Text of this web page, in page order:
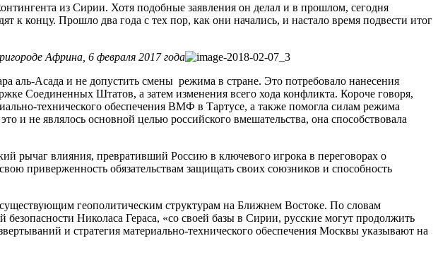
из Сирии. Хотя подобные заявления он делал и в прошлом, сегодня
к концу. Прошло два года с тех пор, как они начались, и настало время подвести итог
Африна, 6 февраля 2017 года
аль-Асада и не допустить смены режима в стране. Это потребовало нанесения
Соединенных Штатов, а затем изменения всего хода конфликта. Короче говоря,
технического обеспечения ВМФ в Тартусе, а также помогла силам режима
не являлось основной целью российского вмешательства, она способствовала
рычаг влияния, превративший Россию в ключевого игрока в переговорах о
приверженность обязательствам защищать своих союзников и способность
геополитическим структурам на Ближнем Востоке. По словам
Николаса Гераса, «со своей базы в Сирии, русские могут продолжить
и стратегия материально-технического обеспечения Москвы указывают на